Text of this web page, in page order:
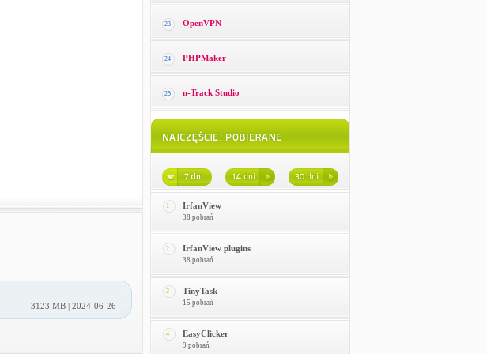
3123 MB | 2024-06-26
23 OpenVPN
24 PHPMaker
25 n-Track Studio
1 IrfanView
38 pobrań
2 IrfanView plugins
38 pobrań
3 TinyTask
15 pobrań
4 EasyClicker
9 pobrań